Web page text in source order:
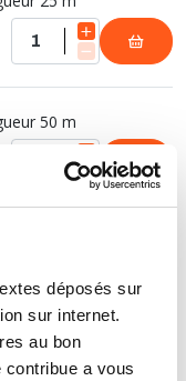
déposés sur
sur internet.
au bon
a vous
50 m
25 m
50 m